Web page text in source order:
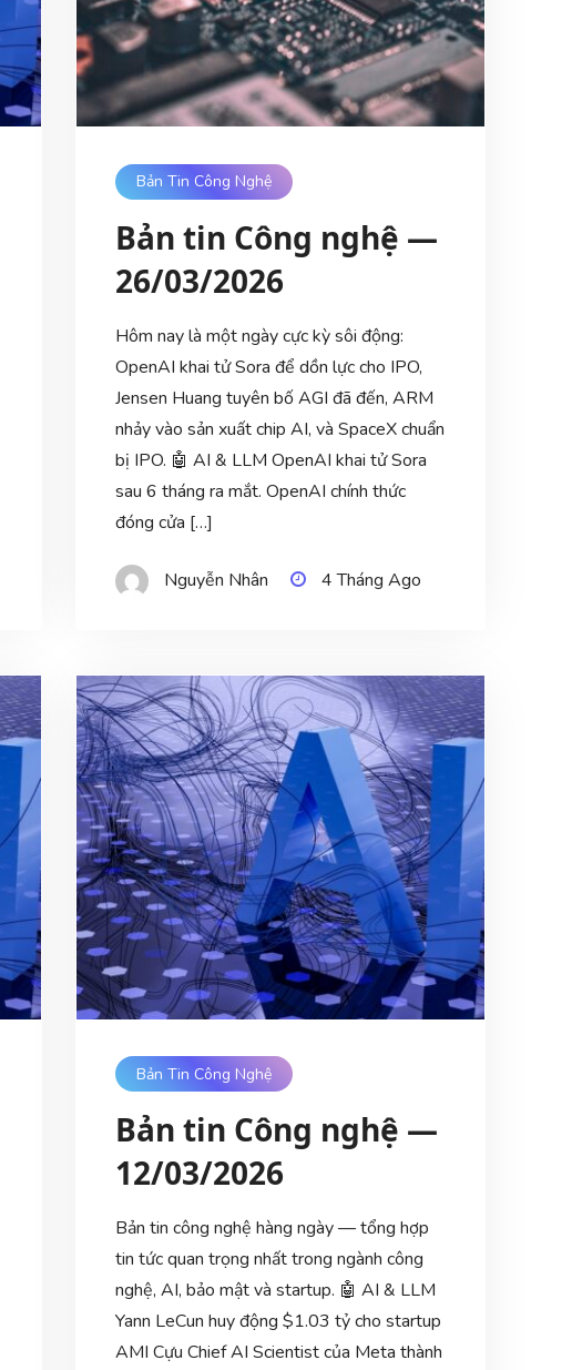
Bản Tin Công Nghệ
Bản tin Công nghệ —
26/03/2026
Hôm nay là một ngày cực kỳ sôi động:
OpenAI khai tử Sora để dồn lực cho IPO,
Jensen Huang tuyên bố AGI đã đến, ARM
nhảy vào sản xuất chip AI, và SpaceX chuẩn
bị IPO. 🤖 AI & LLM OpenAI khai tử Sora
sau 6 tháng ra mắt. OpenAI chính thức
đóng cửa […]
Nguyễn Nhân 4 Tháng Ago
Bản Tin Công Nghệ
Bản tin Công nghệ —
12/03/2026
Bản tin công nghệ hàng ngày — tổng hợp
tin tức quan trọng nhất trong ngành công
nghệ, AI, bảo mật và startup. 🤖 AI & LLM
Yann LeCun huy động $1.03 tỷ cho startup
AMI Cựu Chief AI Scientist của Meta thành